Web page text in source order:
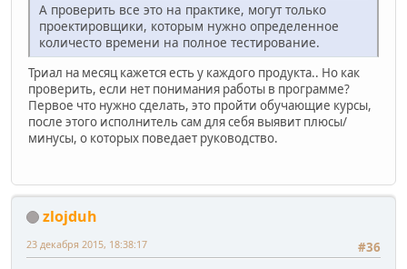
А проверить все это на практике, могут только
проектировщики, которым нужно определенное
количесто времени на полное тестирование.
Триал на месяц кажется есть у каждого продукта.. Но как
проверить, если нет понимания работы в программе?
Первое что нужно сделать, это пройти обучающие курсы,
после этого исполнитель сам для себя выявит плюсы/
минусы, о которых поведает руководство.
zlojduh
#36
23 декабря 2015, 18:38:17